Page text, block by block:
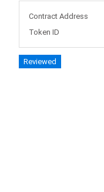
Contract Address
Token ID
Reviewed